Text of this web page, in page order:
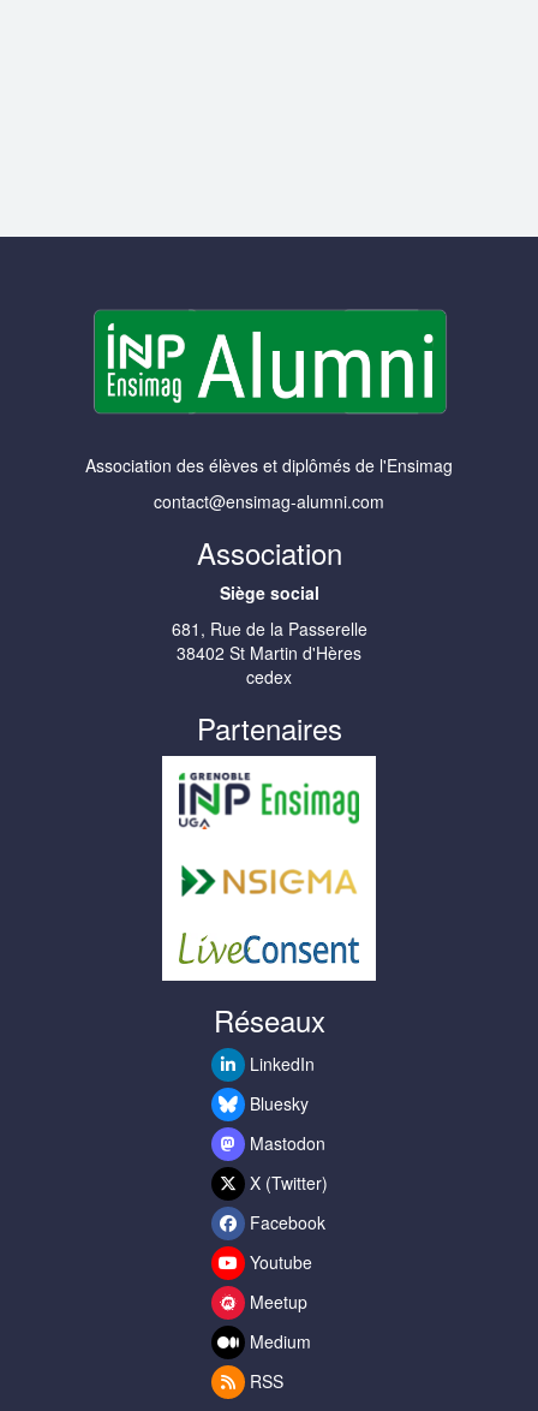
Association des élèves et diplômés de l'Ensimag
contact@ensimag-alumni.com
Association
Siège social
681, Rue de la Passerelle
38402 St Martin d'Hères
cedex
Partenaires
Réseaux
LinkedIn
Bluesky
Mastodon
X (Twitter)
Facebook
Youtube
Meetup
Medium
RSS